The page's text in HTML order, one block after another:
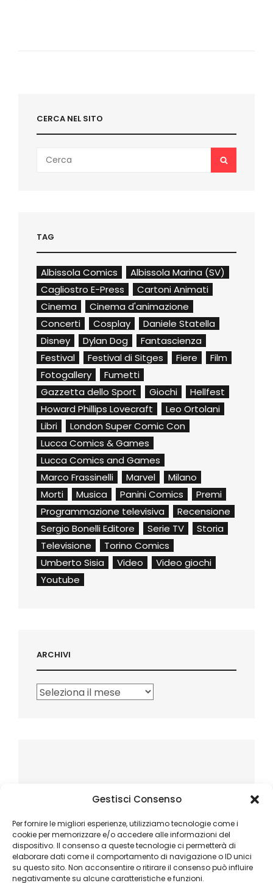
Gestisci Consenso
Per fornire le migliori esperienze, utilizziamo tecnologie come i
cookie per memorizzare e/o accedere alle informazioni del
dispositivo. Il consenso a queste tecnologie ci permetterà di
elaborare dati come il comportamento di navigazione o ID unici
su questo sito. Non acconsentire o ritirare il consenso può influire
negativamente su alcune caratteristiche e funzioni.
CERCA NEL SITO
for:
SEARCH
TAG
Albissola Comics
Albissola Marina (SV)
Cagliostro E-Press
Cartoni Animati
Cinema
Cinema d'animazione
Concerti
Cosplay
Daniele Statella
Disney
Dylan Dog
Fantascienza
Festival
Festival di Sitges Fiere
Film
Fotogallery
Fumetti
Gazzetta dello Sport
Giochi
Hellfest
Howard Phillips Lovecraft
Leo Ortolani
Libri
London Super Comic Con
Lucca Comics & Games
Lucca Comics and Games
Marco Frassinelli
Marvel
Milano
Morti
Musica Panini Comics
Premi
Programmazione televisiva
Recensione
Sergio Bonelli Editore
Serie TV
Storia
Televisione
Torino Comics
Umberto Sisia
Video
Video giochi
Youtube
ARCHIVI
Archivi